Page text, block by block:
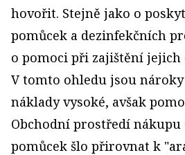
hovořit. Stejně jako o
pomůcek a dezinfekčních
o pomoci při zajištění jejich
V tomto ohledu jsou
náklady vysoké, avšak
Obchodní prostředí
pomůcek šlo přirovnat k